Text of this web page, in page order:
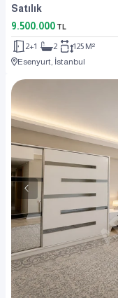
Satılık
9.500.000 TL
2+1 2
125 M²
Esenyurt, İstanbul